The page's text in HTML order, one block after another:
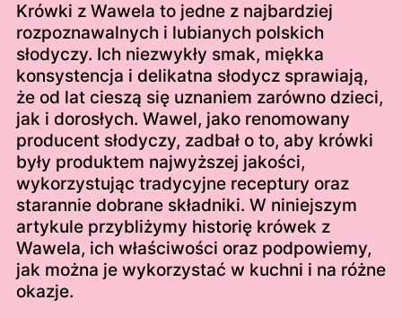
Krówki z Wawela to jedne z najbardziej
rozpoznawalnych i lubianych polskich
słodyczy. Ich niezwykły smak, miękka
konsystencja i delikatna słodycz sprawiają,
że od lat cieszą się uznaniem zarówno dzieci,
jak i dorosłych. Wawel, jako renomowany
producent słodyczy, zadbał o to, aby krówki
były produktem najwyższej jakości,
wykorzystując tradycyjne receptury oraz
starannie dobrane składniki. W niniejszym
artykule przybliżymy historię krówek z
Wawela, ich właściwości oraz podpowiemy,
jak można je wykorzystać w kuchni i na różne
okazje.